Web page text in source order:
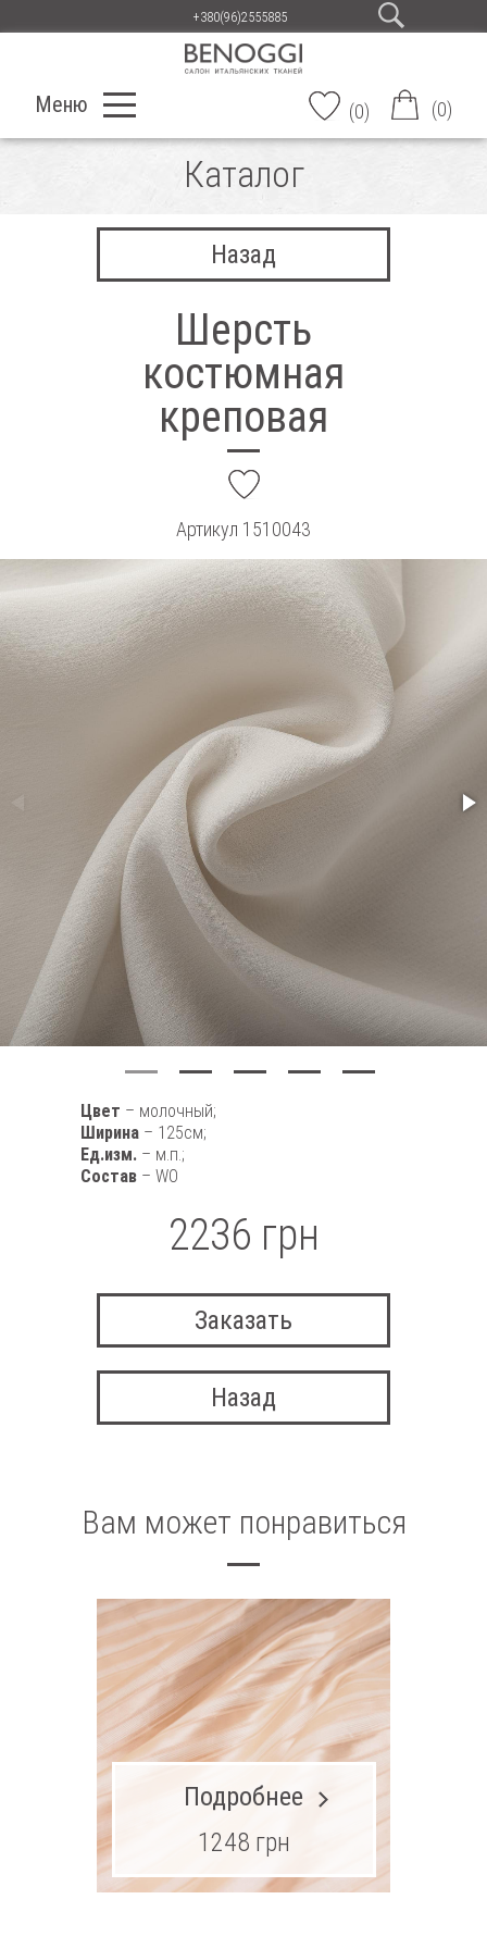
+380(96)2555885
Меню (0) (0)
Каталог
Назад
Шерсть
костюмная
креповая
Артикул 1510043
Цвет – молочный;
Ширина – 125см;
Ед.изм. – м.п.;
Состав – WO
2236 грн
Заказать
Назад
Вам может понравиться
Подробнее
1248 грн